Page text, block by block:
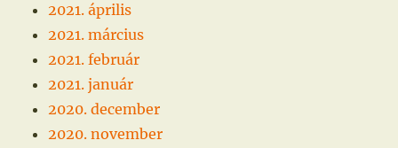
2021. április
2021. március
2021. február
2021. január
2020. december
2020. november